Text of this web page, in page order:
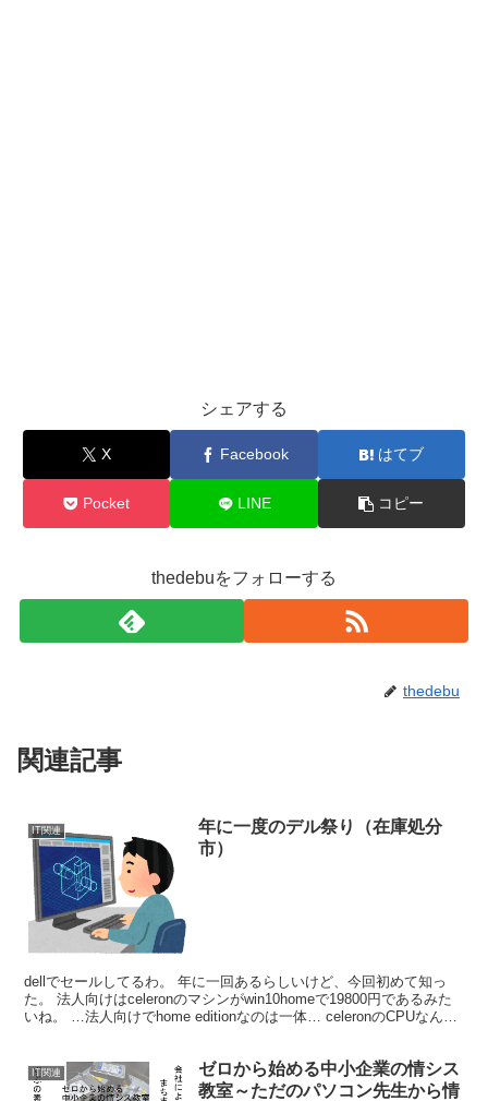
シェアする
X Facebook はてブ
Pocket LINE コピー
thedebuをフォローする
thedebu
関連記事
IT関連
年に一度のデル祭り（在庫処分
市）
dellでセールしてるわ。 年に一回あるらしいけど、今回初めて知っ
た。 法人向けはceleronのマシンがwin10homeで19800円であるみた
いね。 …法人向けでhome editionなのは一体… celeronのCPUなん
IT関連
ゼロから始める中小企業の情シス
教室～ただのパソコン先生から情